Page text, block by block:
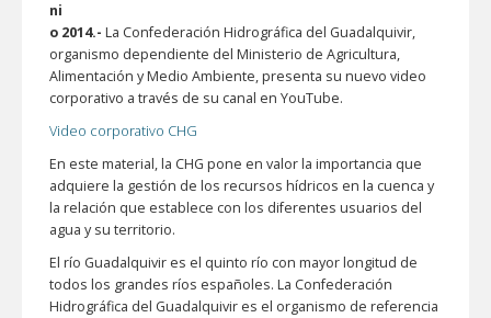
ni
o 2014.- La Confederación Hidrográfica del Guadalquivir,
organismo dependiente del Ministerio de Agricultura,
Alimentación y Medio Ambiente, presenta su nuevo video
corporativo a través de su canal en YouTube.
Video corporativo CHG
En este material, la CHG pone en valor la importancia que
adquiere la gestión de los recursos hídricos en la cuenca y
la relación que establece con los diferentes usuarios del
agua y su territorio.
El río Guadalquivir es el quinto río con mayor longitud de
todos los grandes ríos españoles. La Confederación
Hidrográfica del Guadalquivir es el organismo de referencia